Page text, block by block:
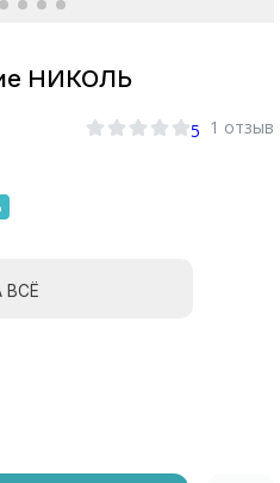
НИКОЛЬ
5 1 отзыв
ВСЁ